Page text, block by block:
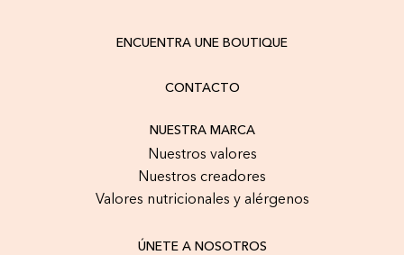
ENCUENTRA UNE BOUTIQUE
CONTACTO
NUESTRA MARCA
Nuestros valores
Nuestros creadores
Valores nutricionales y alérgenos
ÚNETE A NOSOTROS